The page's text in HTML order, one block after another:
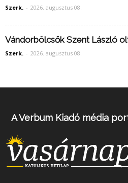
Szerk. - 2026. augusztus 08.
Vándorbölcsők Szent László
Szerk. - 2026. augusztus 08.
A Verbum Kiadó média